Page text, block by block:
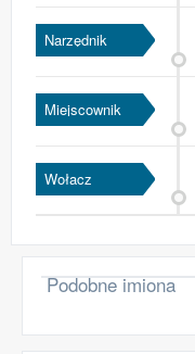
Narzędnik
Miejscownik
Wołacz
Podobne imiona